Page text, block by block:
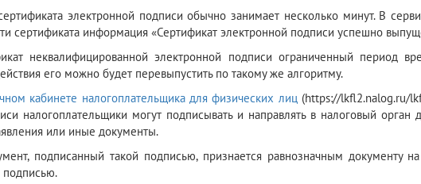
электронной подписи обычно занимает несколько минут. В
сертификата информация «Сертификат электронной подписи успешно
неквалифицированной электронной подписи ограниченный период
его можно будет перевыпустить по такому же алгоритму.
кабинете налогоплательщика для физических лиц(https://lkfl2.nalog.ru/
налогоплательщики могут подписывать и направлять в налоговый
или иные документы.
подписанный такой подписью, признается равнозначным документу
подписью.